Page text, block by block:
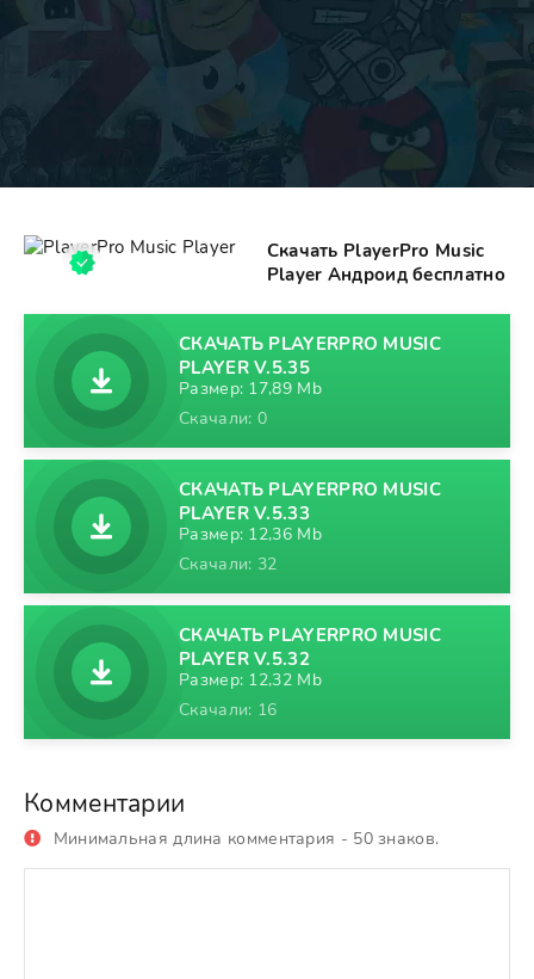
Скачать PlayerPro Music
Player Андроид бесплатно
СКАЧАТЬ PLAYERPRO MUSIC
PLAYER V.5.35
Размер: 17,89 Mb
Скачали: 0
СКАЧАТЬ PLAYERPRO MUSIC
PLAYER V.5.33
Размер: 12,36 Mb
Скачали: 32
СКАЧАТЬ PLAYERPRO MUSIC
PLAYER V.5.32
Размер: 12,32 Mb
Скачали: 16
Комментарии
Минимальная длина комментария - 50 знаков.